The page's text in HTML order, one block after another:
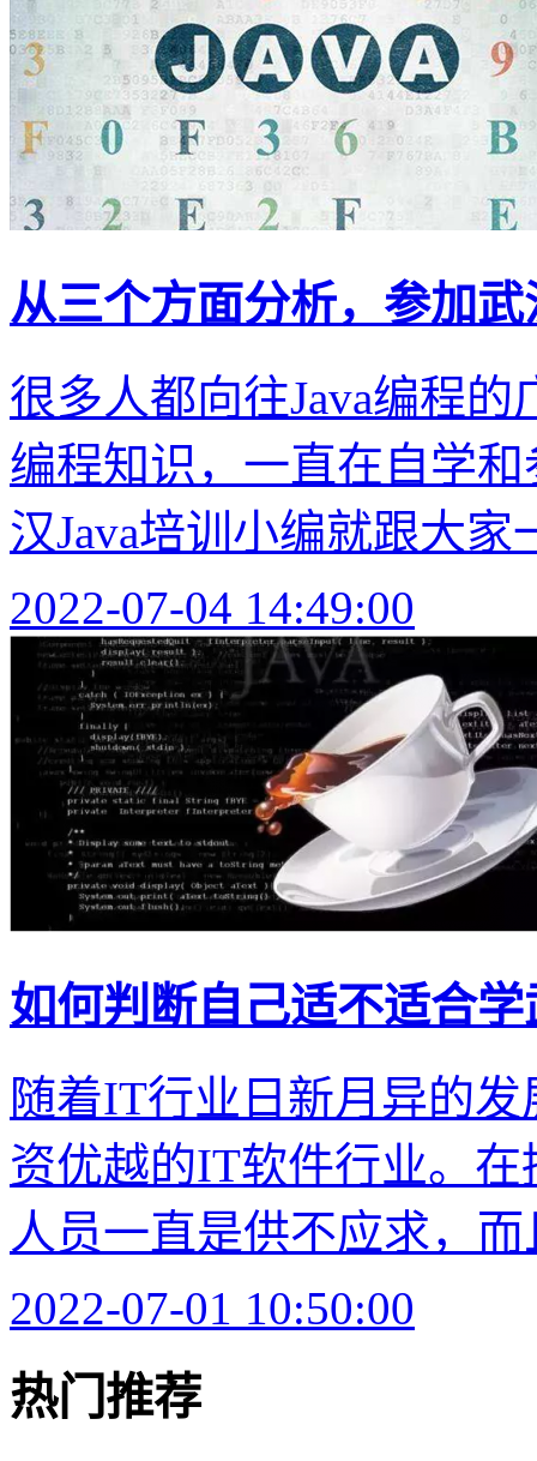
从三个方面分析，参加
很多人都向往Java编程
编程知识，一直在自学
汉Java培训小编就跟大家
2022-07-04 14:49:00
如何判断自己适不适合
随着IT行业日新月异的
资优越的IT软件行业。在
人员一直是供不应求，而
2022-07-01 10:50:00
热门推荐